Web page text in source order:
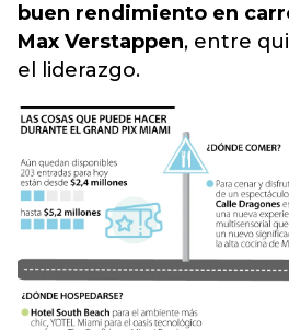
buen rendimiento en
Max Verstappen, entre
el liderazgo.